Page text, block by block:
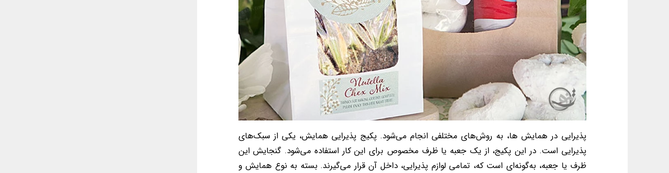
پذیرایی در همایش ها، به روش‌های مختلفی انجام می‌شود. پکیج پذیرایی همایش، یکی از سبک‌های
پذیرایی است. در این پکیج، از یک جعبه یا ظرف مخصوص برای این‌ کار استفاده می‌شود. گنجایش این
ظرف یا جعبه، به‌گونه‌ای است که، تمامی لوازم پذیرایی، داخل آن قرار می‌گیرند. بسته به نوع همایش و